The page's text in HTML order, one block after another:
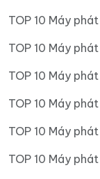
TOP 10 Máy
TOP 10 Máy
TOP 10 Máy
TOP 10 Máy
TOP 10 Máy
TOP 10 Máy